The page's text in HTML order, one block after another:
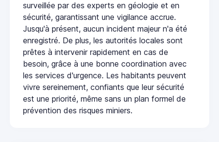
surveillée par des experts en géologie et en
sécurité, garantissant une vigilance accrue.
Jusqu'à présent, aucun incident majeur n'a été
enregistré. De plus, les autorités locales sont
prêtes à intervenir rapidement en cas de
besoin, grâce à une bonne coordination avec
les services d'urgence. Les habitants peuvent
vivre sereinement, confiants que leur sécurité
est une priorité, même sans un plan formel de
prévention des risques miniers.